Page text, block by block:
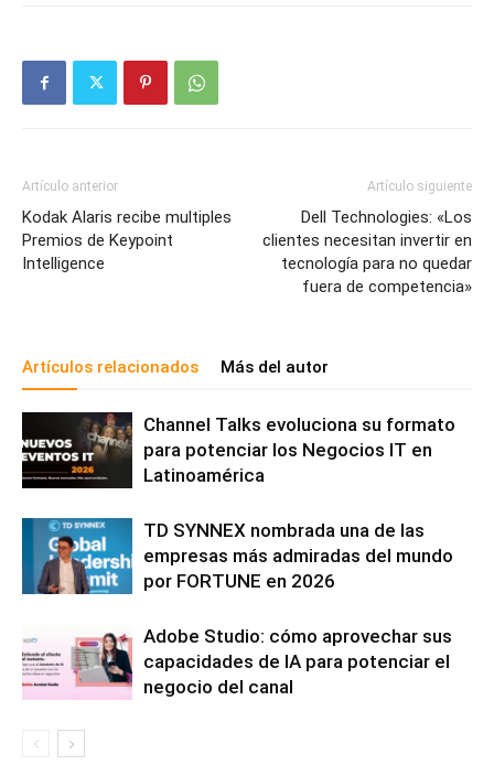
Artículo anterior
Kodak Alaris recibe multiples
Premios de Keypoint
Intelligence
Artículo siguiente
Dell Technologies: «Los
clientes necesitan invertir en
tecnología para no quedar
fuera de competencia»
Artículos relacionados Más del autor
Channel Talks evoluciona su formato
para potenciar los Negocios IT en
Latinoamérica
TD SYNNEX nombrada una de las
empresas más admiradas del mundo
por FORTUNE en 2026
Adobe Studio: cómo aprovechar sus
capacidades de IA para potenciar el
negocio del canal